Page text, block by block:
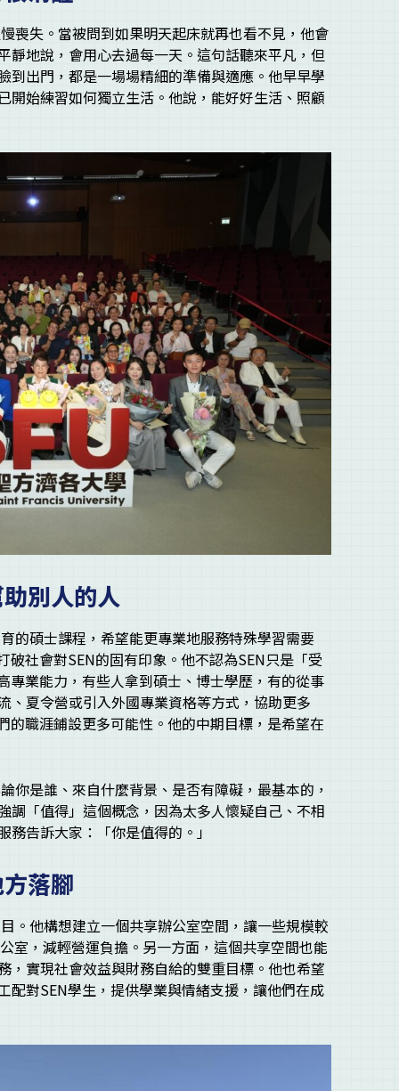
喪失。當被問到如果明天起床就再也看不見，他會
靜地說，會用心去過每一天。這句話聽來平凡，但
到出門，都是一場場精細的準備與適應。他早早學
開始練習如何獨立生活。他說，能好好生活、照顧
別人的人
的碩士課程，希望能更專業地服務特殊學習需要
社會對SEN的固有印象。他不認為SEN只是「受
專業能力，有些人拿到碩士、博士學歷，有的從事
、夏令營或引入外國專業資格等方式，協助更多
的職涯鋪設更多可能性。他的中期目標，是希望在
你是誰、來自什麼背景、是否有障礙，最基本的，
調「值得」這個概念，因為太多人懷疑自己、不相
告訴大家：「你是值得的。」
落腳
。他構想建立一個共享辦公室空間，讓一些規模較
室，減輕營運負擔。另一方面，這個共享空間也能
，實現社會效益與財務自給的雙重目標。他也希望
配對SEN學生，提供學業與情緒支援，讓他們在成